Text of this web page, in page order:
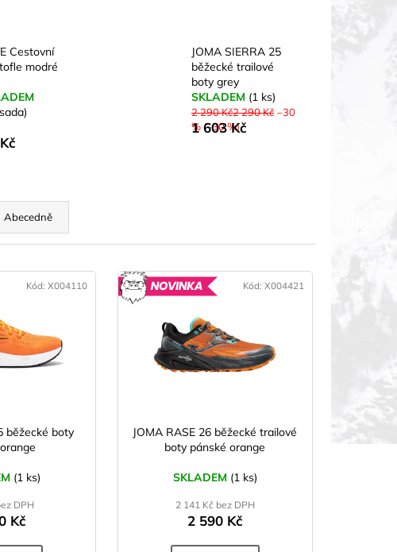
Cestovní
modré
JOMA SIERRA 25
běžecké trailové
boty grey
SKLADEM (1 ks)
2 290 Kč2 290 Kč –30
% (–30 %)
1 603 Kč
Abecedně
běžecké boty
(1 ks)
DPH
Kč
Kód: X004110
JOMA RASE 26 běžecké trailové
boty pánské orange
SKLADEM (1 ks)
2 141 Kč bez DPH
2 590 Kč
Kód: X004421